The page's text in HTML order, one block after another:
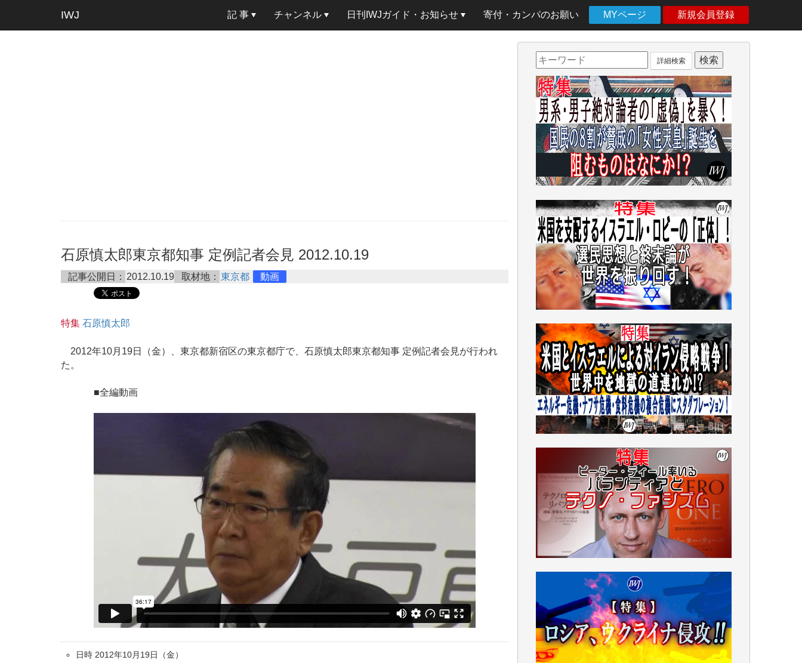
IWJ 記 事 チャンネル 日刊IWJガイド・お知らせ 寄付・カンパのお願い MYページ 新規会員登録
石原慎太郎東京都知事 定例記者会見 2012.10.19
記事公開日： 2012.10.19 取材地： 東京都 動画
特集 石原慎太郎
2012年10月19日（金）、東京都新宿区の東京都庁で、石原慎太郎東京都知事 定例記者会見が行われ
た。
■全編動画
日時 2012年10月19日（金）
詳細検索